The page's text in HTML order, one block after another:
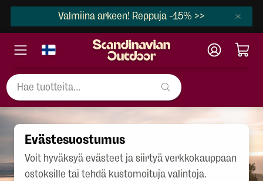
Valmiina arkeen! Reppuja -15% >>
Evästesuostumus
Voit hyväksyä evästeet ja siirtyä verkkokauppaan
ostoksille tai tehdä kustomoituja valintoja.